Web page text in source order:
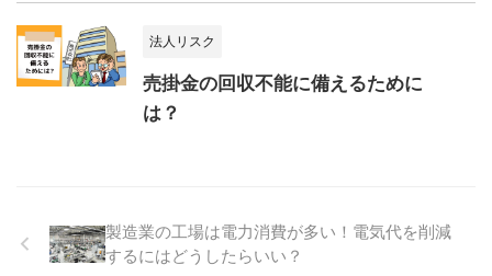
法人リスク
売掛金の回収不能に備えるために
は？
製造業の工場は電力消費が多い！電気代を削減
するにはどうしたらいい？